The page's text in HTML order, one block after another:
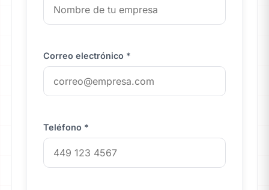
Correo electrónico *
Teléfono *